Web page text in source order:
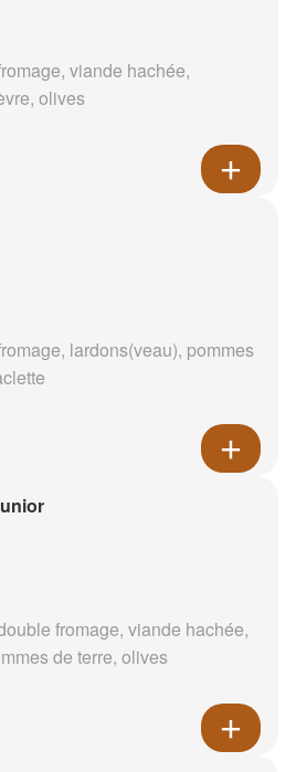
viande hachée,
olives
lardons(veau), pommes
fromage, viande hachée,
de terre, olives